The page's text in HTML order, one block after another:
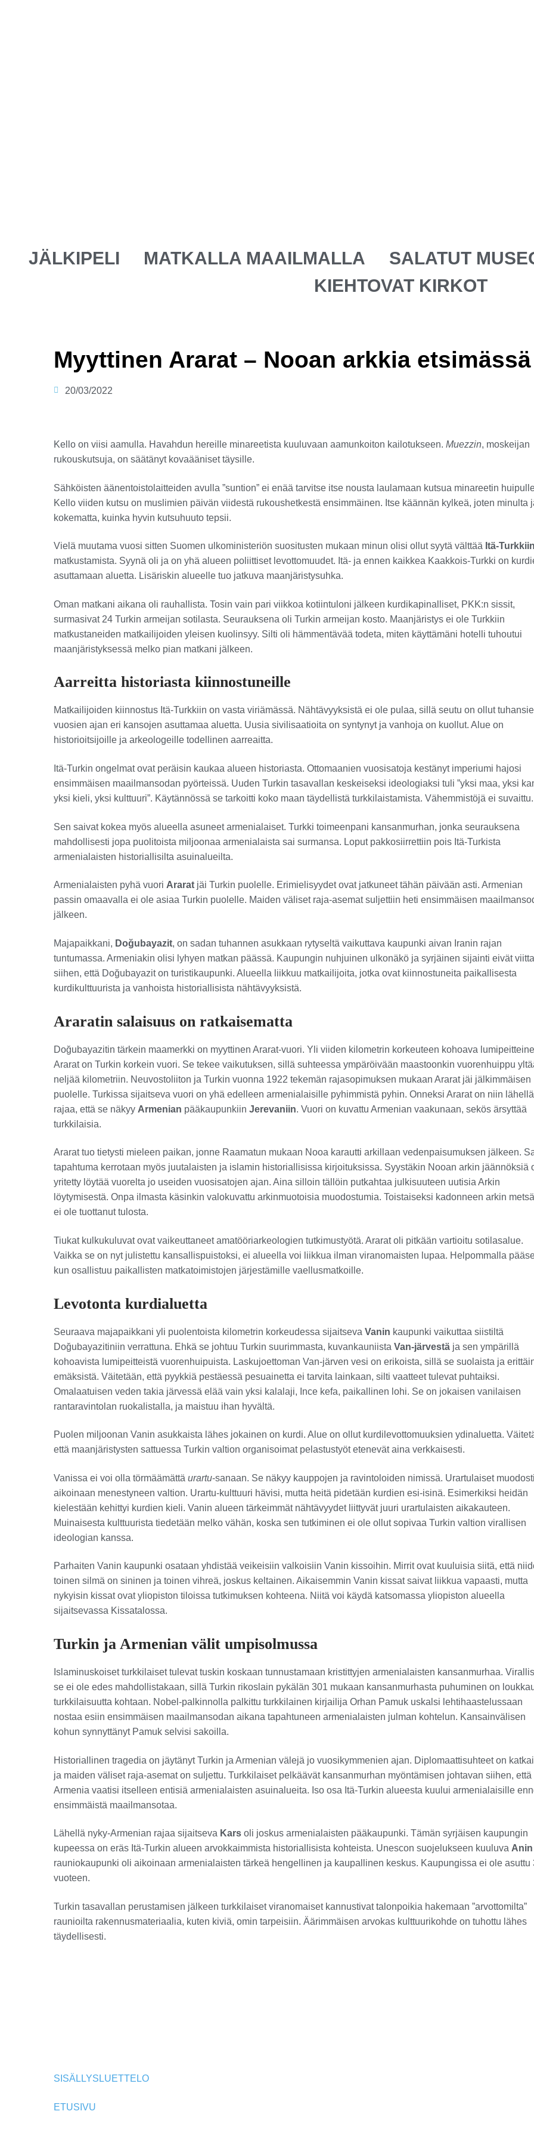
JÄLKIPELI MATKALLA MAAILMALLA SALATUT
KIEHTOVAT KIRKOT
Myyttinen Ararat – Nooan arkkia etsimässä
20/03/2022
Kello on viisi aamulla. Havahdun hereille minareetista kuuluvaan aamunkoiton kailotukseen. Muezzin, moskeijan
rukouskutsuja, on säätänyt kovaääniset täysille.
Sähköisten äänentoistolaitteiden avulla ”suntion” ei enää tarvitse itse nousta laulamaan kutsua minareetin
Kello viiden kutsu on muslimien päivän viidestä rukoushetkestä ensimmäinen. Itse käännän kylkeä, joten minulta
kokematta, kuinka hyvin kutsuhuuto tepsii.
Vielä muutama vuosi sitten Suomen ulkoministeriön suositusten mukaan minun olisi ollut syytä välttää Itä-Turkkiin
matkustamista. Syynä oli ja on yhä alueen poliittiset levottomuudet. Itä- ja ennen kaikkea Kaakkois-Turkki on
asuttamaan aluetta. Lisäriskin alueelle tuo jatkuva maanjäristysuhka.
Oman matkani aikana oli rauhallista. Tosin vain pari viikkoa kotiintuloni jälkeen kurdikapinalliset, PKK:n sissit,
surmasivat 24 Turkin armeijan sotilasta. Seurauksena oli Turkin armeijan kosto. Maanjäristys ei ole Turkkiin
matkustaneiden matkailijoiden yleisen kuolinsyy. Silti oli hämmentävää todeta, miten käyttämäni hotelli tuhoutui
maanjäristyksessä melko pian matkani jälkeen.
Aarreitta historiasta kiinnostuneille
Matkailijoiden kiinnostus Itä-Turkkiin on vasta viriämässä. Nähtävyyksistä ei ole pulaa, sillä seutu on ollut
vuosien ajan eri kansojen asuttamaa aluetta. Uusia sivilisaatioita on syntynyt ja vanhoja on kuollut. Alue on
historioitsijoille ja arkeologeille todellinen aarreaitta.
Itä-Turkin ongelmat ovat peräisin kaukaa alueen historiasta. Ottomaanien vuosisatoja kestänyt imperiumi hajosi
ensimmäisen maailmansodan pyörteissä. Uuden Turkin tasavallan keskeiseksi ideologiaksi tuli ”yksi maa, yksi
yksi kieli, yksi kulttuuri”. Käytännössä se tarkoitti koko maan täydellistä turkkilaistamista. Vähemmistöjä ei suvaittu.
Sen saivat kokea myös alueella asuneet armenialaiset. Turkki toimeenpani kansanmurhan, jonka seurauksena
mahdollisesti jopa puolitoista miljoonaa armenialaista sai surmansa. Loput pakkosiirrettiin pois Itä-Turkista
armenialaisten historiallisilta asuinalueilta.
Armenialaisten pyhä vuori Ararat jäi Turkin puolelle. Erimielisyydet ovat jatkuneet tähän päivään asti. Armenian
passin omaavalla ei ole asiaa Turkin puolelle. Maiden väliset raja-asemat suljettiin heti ensimmäisen
jälkeen.
Majapaikkani, Doğubayazit, on sadan tuhannen asukkaan rytyseltä vaikuttava kaupunki aivan Iranin rajan
tuntumassa. Armeniakin olisi lyhyen matkan päässä. Kaupungin nuhjuinen ulkonäkö ja syrjäinen sijainti eivät
siihen, että Doğubayazit on turistikaupunki. Alueella liikkuu matkailijoita, jotka ovat kiinnostuneita paikallisesta
kurdikulttuurista ja vanhoista historiallisista nähtävyyksistä.
Araratin salaisuus on ratkaisematta
Doğubayazitin tärkein maamerkki on myyttinen Ararat-vuori. Yli viiden kilometrin korkeuteen kohoava
Ararat on Turkin korkein vuori. Se tekee vaikutuksen, sillä suhteessa ympäröivään maastoonkin vuorenhuippu
neljää kilometriin. Neuvostoliiton ja Turkin vuonna 1922 tekemän rajasopimuksen mukaan Ararat jäi jälkimmäisen
puolelle. Turkissa sijaitseva vuori on yhä edelleen armenialaisille pyhimmistä pyhin. Onneksi Ararat on niin lähellä
rajaa, että se näkyy Armenian pääkaupunkiin Jerevaniin. Vuori on kuvattu Armenian vaakunaan, sekös ärsyttää
turkkilaisia.
Ararat tuo tietysti mieleen paikan, jonne Raamatun mukaan Nooa karautti arkillaan vedenpaisumuksen jälkeen.
tapahtuma kerrotaan myös juutalaisten ja islamin historiallisissa kirjoituksissa. Syystäkin Nooan arkin jäännöksiä
yritetty löytää vuorelta jo useiden vuosisatojen ajan. Aina silloin tällöin putkahtaa julkisuuteen uutisia Arkin
löytymisestä. Onpa ilmasta käsinkin valokuvattu arkinmuotoisia muodostumia. Toistaiseksi kadonneen arkin
ei ole tuottanut tulosta.
Tiukat kulkukuluvat ovat vaikeuttaneet amatööriarkeologien tutkimustyötä. Ararat oli pitkään vartioitu sotilasalue.
Vaikka se on nyt julistettu kansallispuistoksi, ei alueella voi liikkua ilman viranomaisten lupaa. Helpommalla
kun osallistuu paikallisten matkatoimistojen järjestämille vaellusmatkoille.
Levotonta kurdialuetta
Seuraava majapaikkani yli puolentoista kilometrin korkeudessa sijaitseva Vanin kaupunki vaikuttaa siistiltä
Doğubayazitiniin verrattuna. Ehkä se johtuu Turkin suurimmasta, kuvankauniista Van-järvestä ja sen ympärillä
kohoavista lumipeitteistä vuorenhuipuista. Laskujoettoman Van-järven vesi on erikoista, sillä se suolaista ja
emäksistä. Väitetään, että pyykkiä pestäessä pesuainetta ei tarvita lainkaan, silti vaatteet tulevat puhtaiksi.
Omalaatuisen veden takia järvessä elää vain yksi kalalaji, Ince kefa, paikallinen lohi. Se on jokaisen vanilaisen
rantaravintolan ruokalistalla, ja maistuu ihan hyvältä.
Puolen miljoonan Vanin asukkaista lähes jokainen on kurdi. Alue on ollut kurdilevottomuuksien ydinaluetta.
että maanjäristysten sattuessa Turkin valtion organisoimat pelastustyöt etenevät aina verkkaisesti.
Vanissa ei voi olla törmäämättä urartu-sanaan. Se näkyy kauppojen ja ravintoloiden nimissä. Urartulaiset
aikoinaan menestyneen valtion. Urartu-kulttuuri hävisi, mutta heitä pidetään kurdien esi-isinä. Esimerkiksi heidän
kielestään kehittyi kurdien kieli. Vanin alueen tärkeimmät nähtävyydet liittyvät juuri urartulaisten aikakauteen.
Muinaisesta kulttuurista tiedetään melko vähän, koska sen tutkiminen ei ole ollut sopivaa Turkin valtion virallisen
ideologian kanssa.
Parhaiten Vanin kaupunki osataan yhdistää veikeisiin valkoisiin Vanin kissoihin. Mirrit ovat kuuluisia siitä, että
toinen silmä on sininen ja toinen vihreä, joskus keltainen. Aikaisemmin Vanin kissat saivat liikkua vapaasti, mutta
nykyisin kissat ovat yliopiston tiloissa tutkimuksen kohteena. Niitä voi käydä katsomassa yliopiston alueella
sijaitsevassa Kissatalossa.
Turkin ja Armenian välit umpisolmussa
Islaminuskoiset turkkilaiset tulevat tuskin koskaan tunnustamaan kristittyjen armenialaisten kansanmurhaa.
se ei ole edes mahdollistakaan, sillä Turkin rikoslain pykälän 301 mukaan kansanmurhasta puhuminen on
turkkilaisuutta kohtaan. Nobel-palkinnolla palkittu turkkilainen kirjailija Orhan Pamuk uskalsi lehtihaastelussaan
nostaa esiin ensimmäisen maailmansodan aikana tapahtuneen armenialaisten julman kohtelun. Kansainvälisen
kohun synnyttänyt Pamuk selvisi sakoilla.
Historiallinen tragedia on jäytänyt Turkin ja Armenian välejä jo vuosikymmenien ajan. Diplomaattisuhteet on
ja maiden väliset raja-asemat on suljettu. Turkkilaiset pelkäävät kansanmurhan myöntämisen johtavan siihen, että
Armenia vaatisi itselleen entisiä armenialaisten asuinalueita. Iso osa Itä-Turkin alueesta kuului armenialaisille
ensimmäistä maailmansotaa.
Lähellä nyky-Armenian rajaa sijaitseva Kars oli joskus armenialaisten pääkaupunki. Tämän syrjäisen kaupungin
kupeessa on eräs Itä-Turkin alueen arvokkaimmista historiallisista kohteista. Unescon suojelukseen kuuluva Anin
rauniokaupunki oli aikoinaan armenialaisten tärkeä hengellinen ja kaupallinen keskus. Kaupungissa ei ole asuttu
vuoteen.
Turkin tasavallan perustamisen jälkeen turkkilaiset viranomaiset kannustivat talonpoikia hakemaan ”arvottomilta”
raunioilta rakennusmateriaalia, kuten kiviä, omin tarpeisiin. Äärimmäisen arvokas kulttuurikohde on tuhottu lähes
täydellisesti.
SISÄLLYSLUETTELO
ETUSIVU